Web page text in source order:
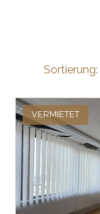
Sortierung:
VERMIETET